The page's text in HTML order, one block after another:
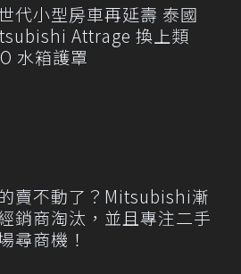
代小型房車再延壽 泰國
Attrage 換上類
水箱護罩
賣不動了？Mitsubishi漸
銷商淘汰，並且專注二手
尋商機！